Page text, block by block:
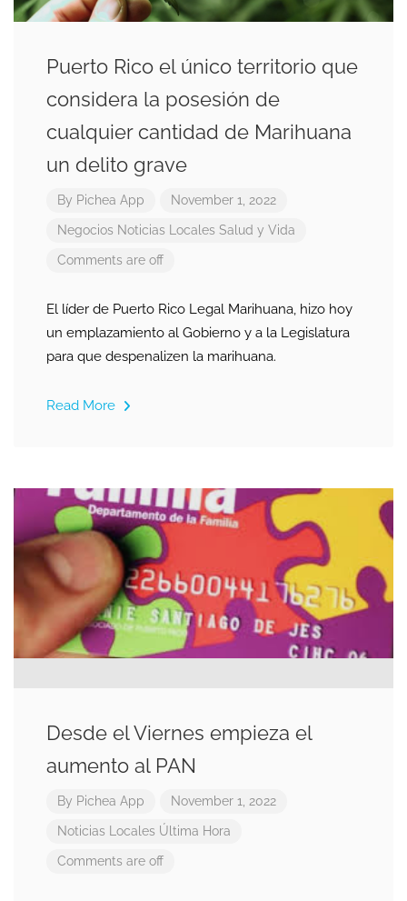
Puerto Rico el único territorio que
considera la posesión de
cualquier cantidad de Marihuana
un delito grave
By Pichea App November 1, 2022
Negocios Noticias Locales Salud y Vida
Comments are off
El líder de Puerto Rico Legal Marihuana, hizo hoy
un emplazamiento al Gobierno y a la Legislatura
para que despenalizen la marihuana.
Read More
Desde el Viernes empieza el
aumento al PAN
By Pichea App November 1, 2022
Noticias Locales Última Hora
Comments are off